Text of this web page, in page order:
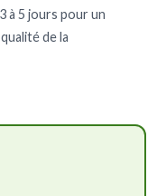
à 5 jours pour un
de la